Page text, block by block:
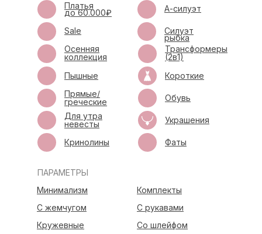
Минимализм
С жемчугом
Кружевные
Со шлейфом
Комплекты
С рукавами
ПАРАМЕТРЫ
Осенняя
коллекция
Силуэт
рыбка
Платья
до 60.000₽ А-силуэт
Пышные
Прямые/
греческие
Трансформеры
(2в1)
Короткие
Обувь
Для утра
невесты
Кринолины
Украшения
Фаты
Sale